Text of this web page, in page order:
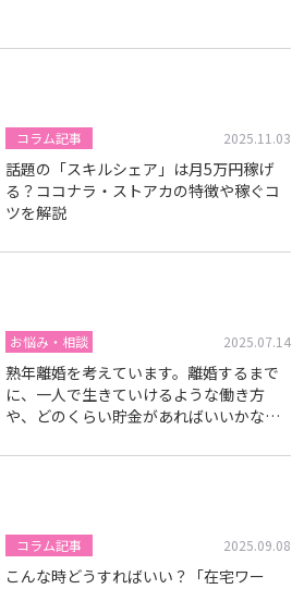
コラム記事 2025.11.03
話題の「スキルシェア」は月5万円稼げ
る？ココナラ・ストアカの特徴や稼ぐコ
ツを解説
お悩み・相談 2025.07.14
熟年離婚を考えています。離婚するまで
に、一人で生きていけるような働き方
や、どのくらい貯金があればいいかなど
コラム記事 2025.09.08
こんな時どうすればいい？「在宅ワー